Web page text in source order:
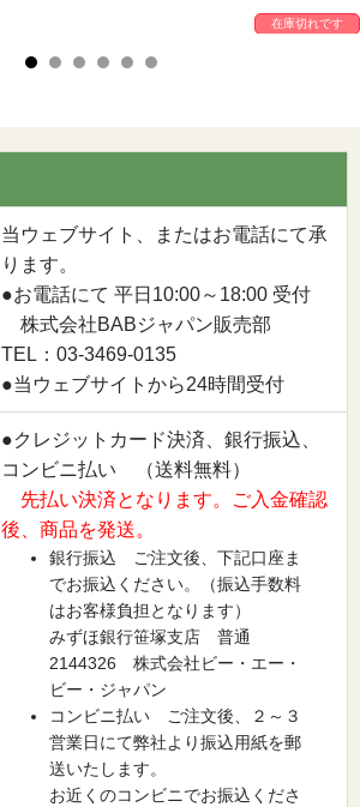
在庫切れです
当ウェブサイト、またはお電話にて承
ります。
●お電話にて 平日10:00～18:00 受付
株式会社BABジャパン販売部
TEL：03-3469-0135
●当ウェブサイトから24時間受付
●クレジットカード決済、銀行振込、
コンビニ払い （送料無料）
先払い決済となります。ご入金確認
後、商品を発送。
銀行振込 ご注文後、下記口座ま
でお振込ください。（振込手数料
はお客様負担となります）
みずほ銀行笹塚支店 普通
2144326 株式会社ビー・エー・
ビー・ジャパン
コンビニ払い ご注文後、２～３
営業日にて弊社より振込用紙を郵
送いたします。
お近くのコンビニでお振込くださ